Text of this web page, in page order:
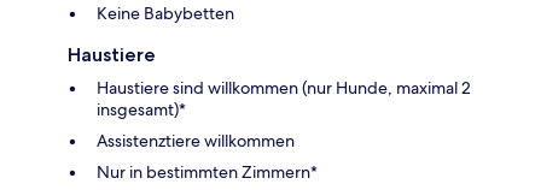
Keine Babybetten
Haustiere
Haustiere sind willkommen (nur Hunde, maximal 2
insgesamt)*
Assistenztiere willkommen
Nur in bestimmten Zimmern*